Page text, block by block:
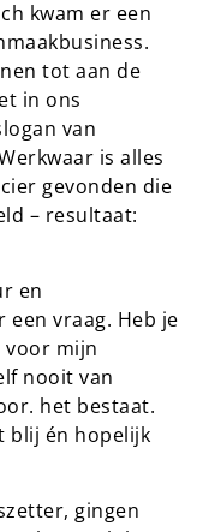
kwam er een
tot aan de
in ons
van
is alles
gevonden die
– resultaat:
en
een vraag. Heb je
voor mijn
nooit van
het bestaat.
blij én hopelijk
gingen